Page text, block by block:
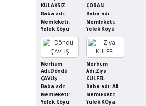
KULAKSIZ
Baba adı:
Memleketi:
Yelek Köyü
ÇOBAN
Baba adı:
Memleketi:
Yelek Köyü
Merhum
Adı:Döndü
ÇAVUŞ
Baba adı:
Memleketi:
Yelek Köyü
Merhum
Adı:Ziya
KULFEL
Baba adı: Ali
Memleketi:
Yulek KÖya